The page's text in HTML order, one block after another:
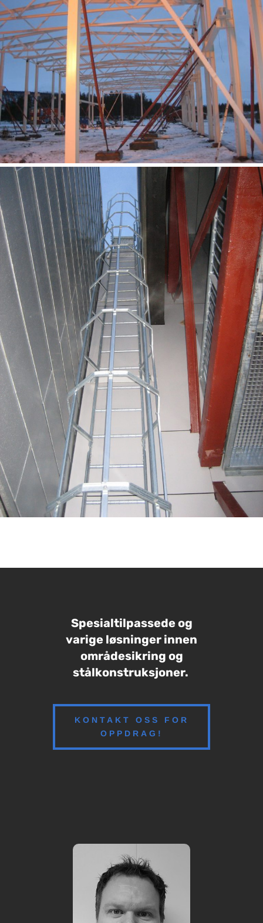
Spesialtilpassede og
varige løsninger innen
områdesikring og
stålkonstruksjoner.
KONTAKT OSS FOR
OPPDRAG!